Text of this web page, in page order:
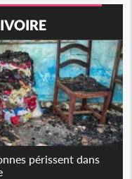
périssent dans